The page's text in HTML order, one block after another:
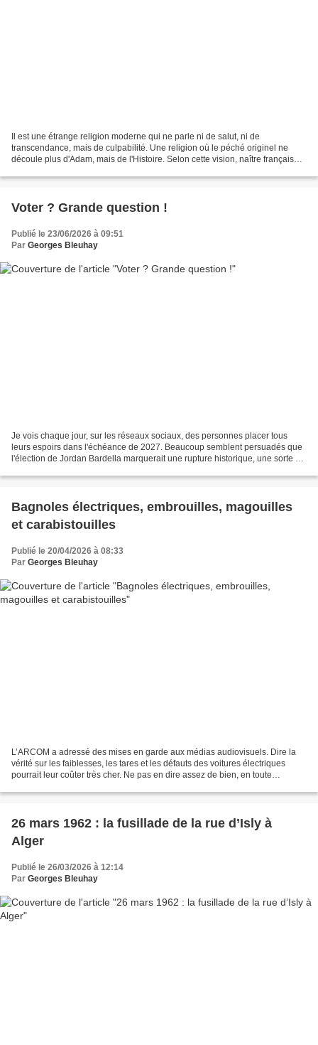
Il est une étrange religion moderne qui ne parle ni de salut, ni de
transcendance, mais de culpabilité. Une religion où le péché originel ne
découle plus d'Adam, mais de l'Histoire. Selon cette vision, naître français
Voter ? Grande question !
Publié le 23/06/2026 à 09:51
Par Georges Bleuhay
Je vois chaque jour, sur les réseaux sociaux, des personnes placer tous
leurs espoirs dans l'échéance de 2027. Beaucoup semblent persuadés que
l'élection de Jordan Bardella marquerait une rupture historique, une sorte de
Bagnoles électriques, embrouilles, magouilles
et carabistouilles
Publié le 20/04/2026 à 08:33
Par Georges Bleuhay
L’ARCOM a adressé des mises en garde aux médias audiovisuels. Dire la
vérité sur les faiblesses, les tares et les défauts des voitures électriques
pourrait leur coûter très cher. Ne pas en dire assez de bien, en toute
26 mars 1962 : la fusillade de la rue d’Isly à
Alger
Publié le 26/03/2026 à 12:14
Par Georges Bleuhay